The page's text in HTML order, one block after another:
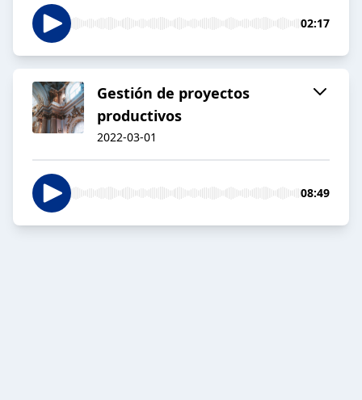
02:17
Gestión de proyectos
productivos
2022-03-01
08:49